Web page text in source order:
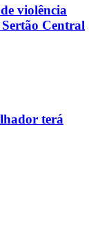
violência
Central
terá